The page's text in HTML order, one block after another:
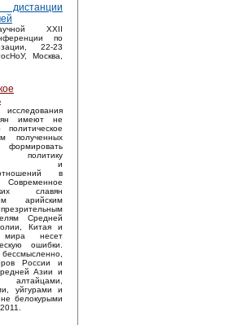
XXII
по
22-23
Москва,
имеют не
полученных
формировать
и
в
славян
арийским
Средней
Китая и
мира несет
ошибки.
России и
Азии и
уйгурами и
белокурыми